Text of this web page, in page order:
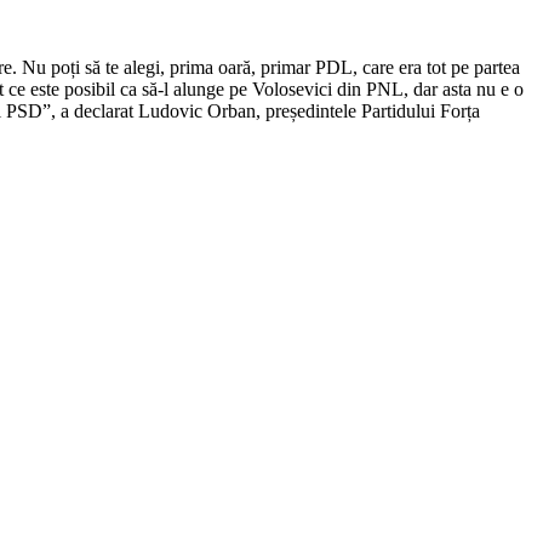
Nu poți să te alegi, prima oară, primar PDL, care era tot pe partea
este posibil ca să-l alunge pe Volosevici din PNL, dar asta nu e o
a declarat Ludovic Orban, președintele Partidului Forța